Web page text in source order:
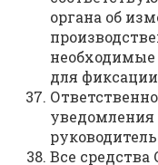
органа об
для
Все средства